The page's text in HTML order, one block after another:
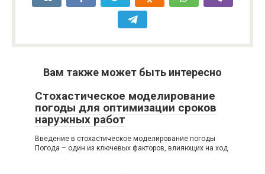
Вам также может быть интересно
Стохастическое моделирование
погоды для оптимизации сроков
наружных работ
Введение в стохастическое моделирование погоды
Погода – один из ключевых факторов, влияющих на ход